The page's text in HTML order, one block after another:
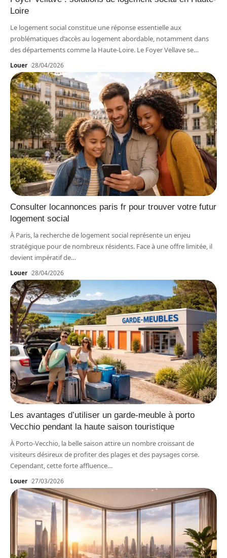
Loire
Le logement social constitue une réponse essentielle aux
problématiques d’accès au logement abordable, notamment dans
des départements comme la Haute-Loire. Le Foyer Vellave se…
Louer 28/04/2026
Consulter locannonces paris fr pour trouver votre futur
logement social
À Paris, la recherche de logement social représente un enjeu
stratégique pour de nombreux résidents. Face à une offre limitée, il
devient impératif de…
Louer 28/04/2026
Les avantages d’utiliser un garde-meuble à porto
Vecchio pendant la haute saison touristique
À Porto-Vecchio, la belle saison attire un nombre croissant de
visiteurs désireux de profiter des plages et des paysages corse.
Cependant, cette forte affluence…
Louer 27/03/2026